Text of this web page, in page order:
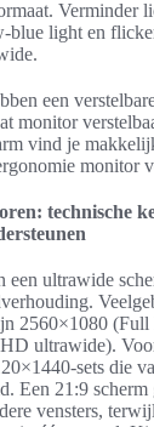
Verminder
blue light en
een
monitor
vind je
monitor
technische
een ultrawide
2560×1080
ultrawide).
sets die
Een 21:9
vensters,